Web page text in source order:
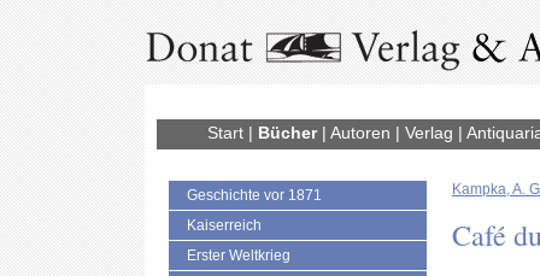
Start| Bücher| Autoren | Verlag |
Geschichte vor 1871
Kaiserreich
Erster Weltkrieg
Kampka, A.
Café